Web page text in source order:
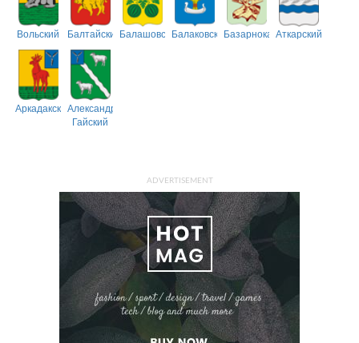
Вольский БалтайскийБалашовскийБалаковскийБазарнокарабулакский
Аткарский
АркадакскийАлександрово-
Гайский
ADVERTISEMENT